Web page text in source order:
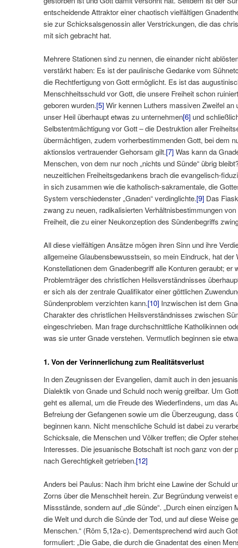
entscheidende Attraktor einer chaotisch vielfältigen
sie zur Schicksalsgenossin aller Verstrickungen, die das
mit sich gebracht hat.
Mehrere Stationen sind zu nennen, die einander nicht
verstärkt haben: Es ist der paulinische Gedanke vom
die Rechtfertigung von Gott ermöglicht. Es ist das
Menschheitsschuld vor Gott, die unsere Freiheit schon
geboren wurden.[5]Wir kennen Luthers massiven Zweifel an
unser Heil überhaupt etwas zu unternehmen[6]und
Selbstentmächtigung vor Gott – die Destruktion aller
übermächtigen, zudem vorherbestimmenden Gott, bei dem
aktionslos vertrauender Gehorsam gilt.[7]Was kann da
Menschen, von dem nur noch „nichts und Sünde“ übrig
neuzeitlichen Freiheitsgedankens brach die evangelisch-
in sich zusammen wie die katholisch-sakramentale, die
System verschiedenster „Gnaden“ verdinglichte.[9]Das
zwang zu neuen, radikalisierten Verhältnisbestimmungen
Freiheit, die zu einer Neukonzeption des Sündenbegriffs
All diese vielfältigen Ansätze mögen ihren Sinn und ihre
allgemeine Glaubensbewusstsein, so mein Eindruck, hat der
Konstellationen dem Gnadenbegriff alle Konturen geraubt; er
Problemträger des christlichen Heilsverständnisses
er sich als der zentrale Qualifikator einer göttlichen
Sündenproblem verzichten kann.[10]Inzwischen ist dem
Charakter des christlichen Heilsverständnisses zwischen
eingeschrieben. Man frage durchschnittliche Katholikinnen
was sie unter Gnade verstehen. Vermutlich beginnen sie
1. Von der Verinnerlichung zum Realitätsverlust
In den Zeugnissen der Evangelien, damit auch in den
Dialektik von Gnade und Schuld noch wenig greifbar. Um
geht es allemal, um die Freude des Wiederfindens, um das
Befreiung der Gefangenen sowie um die Überzeugung, dass
beginnen kann. Nicht menschliche Schuld ist dabei zu
Schicksale, die Menschen und Völker treffen; die Opfer
Interesses. Die jesuanische Botschaft ist noch ganz von der
nach Gerechtigkeit getrieben.[12]
Anders bei Paulus: Nach ihm bricht eine Lawine der Schuld
Zorns über die Menschheit herein. Zur Begründung verweist
Missstände, sondern auf „die Sünde“. „Durch einen einzigen
die Welt und durch die Sünde der Tod, und auf diese Weise
Menschen.“ (Röm 5,12a-c). Dementsprechend wird auch
formuliert: „Die Gabe, die durch die Gnadentat des einen